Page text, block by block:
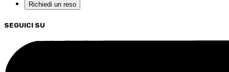
Richiedi un reso
SEGUICI SU